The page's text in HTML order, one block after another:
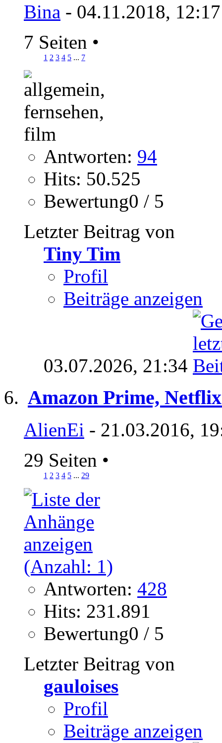
Bina - 04.11.2018,
7 Seiten •
1 2 3 4 5 ... 7
Antworten: 94
Hits: 50.525
Bewertung0 / 5
Letzter Beitrag von
Tiny Tim
Profil
Beiträge anzeigen
03.07.2026, 21:34
Amazon Prime,
AlienEi - 21.03.2016,
29 Seiten •
1 2 3 4 5 ... 29
Antworten: 428
Hits: 231.891
Bewertung0 / 5
Letzter Beitrag von
gauloises
Profil
Beiträge anzeigen